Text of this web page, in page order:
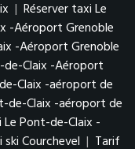
| Réserver taxi Le
-Aéroport Grenoble
-Aéroport Grenoble
de-Claix -Aéroport
Claix -aéroport de
de-Claix -aéroport de
Le Pont-de-Claix -
ski Courchevel | Tarif